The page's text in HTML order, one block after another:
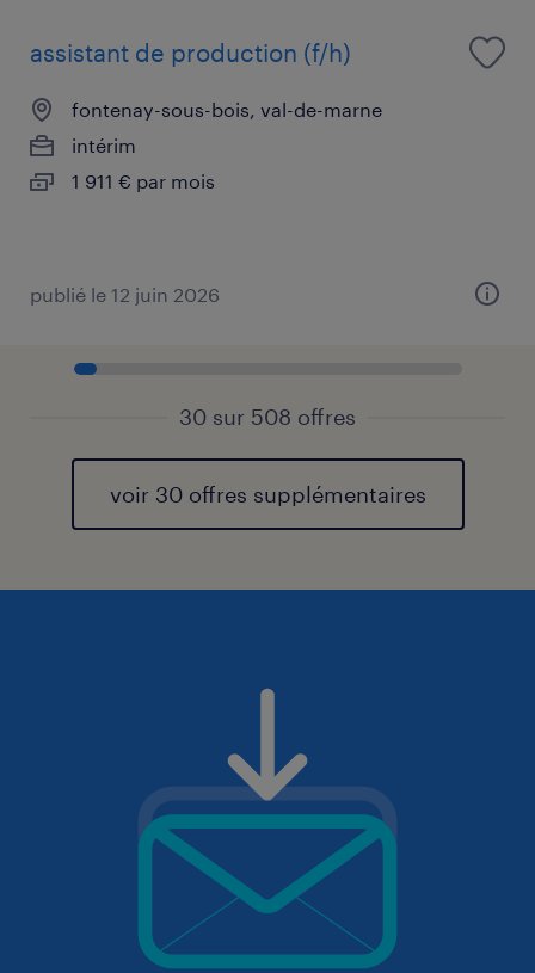
assistant de production (f/h)
fontenay-sous-bois, val-de-marne
intérim
1 911 € par mois
publié le 12 juin 2026
30 sur 508 offres
voir 30 offres supplémentaires